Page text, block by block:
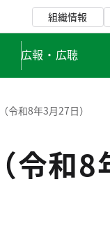
組織情報
広報・広聴
令和8年3月27日）
令和8